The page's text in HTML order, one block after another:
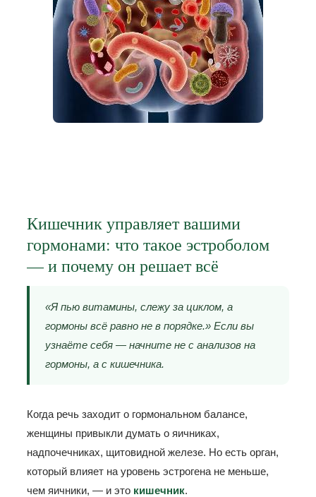
Кишечник управляет вашими
гормонами: что такое эстроболом
— и почему он решает всё
«Я пью витамины, слежу за циклом, а
гормоны всё равно не в порядке.» Если вы
узнаёте себя — начните не с анализов на
гормоны, а с кишечника.
Когда речь заходит о гормональном балансе,
женщины привыкли думать о яичниках,
надпочечниках, щитовидной железе. Но есть орган,
который влияет на уровень эстрогена не меньше,
чем яичники, — и это кишечник.